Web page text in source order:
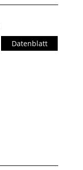
Datenblatt